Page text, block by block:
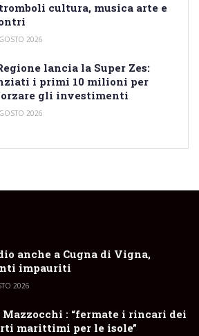
cultura, musica arte e
2026
lancia la Super Zes:
i primi 10 milioni per
gli investimenti
2026
anche a Cugna di Vigna,
impauriti
2026
Mazzocchi : “fermate i rincari dei
marittimi per le isole”